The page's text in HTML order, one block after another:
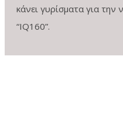
κάνει γυρίσματα για την
“IQ160”.